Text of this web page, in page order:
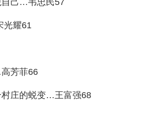
自己…韦忠民57
光耀61
芳菲66
村庄的蜕变…王富强68